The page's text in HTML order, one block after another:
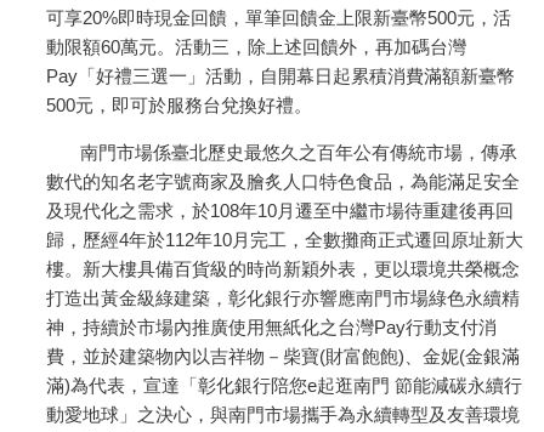
可享20%即時現金回饋，單筆回饋金上限新臺幣500元，活
動限額60萬元。活動三，除上述回饋外，再加碼台灣
Pay「好禮三選一」活動，自開幕日起累積消費滿額新臺幣
500元，即可於服務台兌換好禮。
南門市場係臺北歷史最悠久之百年公有傳統市場，傳承
數代的知名老字號商家及膾炙人口特色食品，為能滿足安全
及現代化之需求，於108年10月遷至中繼市場待重建後再回
歸，歷經4年於112年10月完工，全數攤商正式遷回原址新大
樓。新大樓具備百貨級的時尚新穎外表，更以環境共榮概念
打造出黃金級綠建築，彰化銀行亦響應南門市場綠色永續精
神，持續於市場內推廣使用無紙化之台灣Pay行動支付消
費，並於建築物內以吉祥物－柴寶(財富飽飽)、金妮(金銀滿
滿)為代表，宣達「彰化銀行陪您e起逛南門 節能減碳永續行
動愛地球」之決心，與南門市場攜手為永續轉型及友善環境